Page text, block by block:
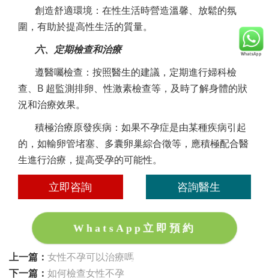
創造舒適環境：在性生活時營造溫馨、放鬆的氛
圍，有助於提高性生活的質量。
六、定期檢查和治療
遵醫囑檢查：按照醫生的建議，定期進行婦科檢
查、B 超監測排卵、性激素檢查等，及時了解身體的狀
況和治療效果。
積極治療原發疾病：如果不孕症是由某種疾病引起
的，如輸卵管堵塞、多囊卵巢綜合徵等，應積極配合醫
生進行治療，提高受孕的可能性。
立即咨詢 咨詢醫生
WhatsApp立即預約
上一篇： 女性不孕可以治療嗎
下一篇： 如何檢查女性不孕